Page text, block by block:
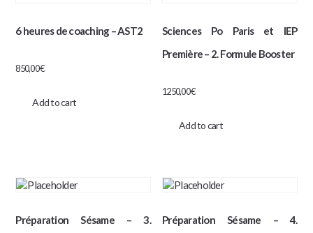
6 heures de coaching – AST2
850,00€
Add to cart
Sciences Po Paris et IEP
Première – 2. Formule Booster
1250,00€
Add to cart
Préparation Sésame – 3.
Préparation Sésame – 4.